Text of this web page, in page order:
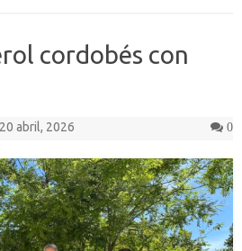
cordobés con
20 abril, 2026 0